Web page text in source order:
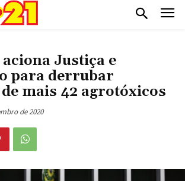
Justiça e
para derrubar
mais 42 agrotóxicos
de 2020